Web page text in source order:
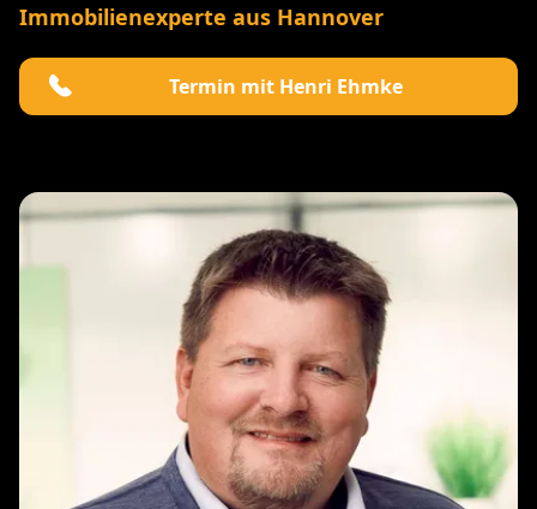
Immobilienexperte aus Hannover
Termin mit Henri Ehmke